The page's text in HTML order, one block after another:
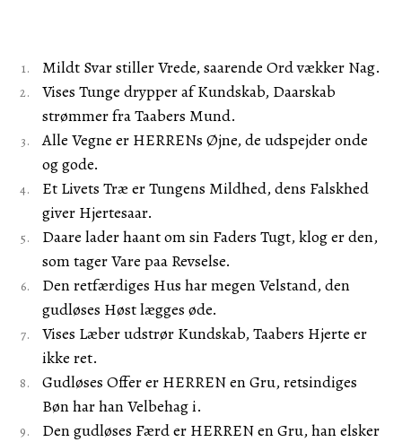
Mildt Svar stiller Vrede, saarende Ord vækker Nag.
Vises Tunge drypper af Kundskab, Daarskab
strømmer fra Taabers Mund.
Alle Vegne er HERRENs Øjne, de udspejder onde
og gode.
Et Livets Træ er Tungens Mildhed, dens Falskhed
giver Hjertesaar.
Daare lader haant om sin Faders Tugt, klog er den,
som tager Vare paa Revselse.
Den retfærdiges Hus har megen Velstand, den
gudløses Høst lægges øde.
Vises Læber udstrør Kundskab, Taabers Hjerte er
ikke ret.
Gudløses Offer er HERREN en Gru, retsindiges
Bøn har han Velbehag i.
Den gudløses Færd er HERREN en Gru, han elsker